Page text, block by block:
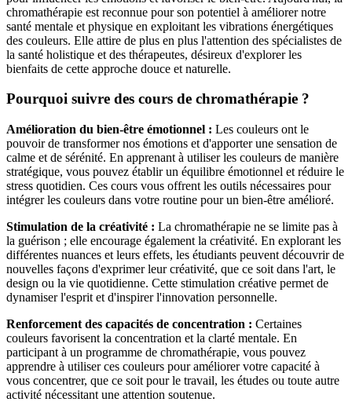
chromathérapie est reconnue pour son potentiel à améliorer notre
santé mentale et physique en exploitant les vibrations énergétiques
des couleurs. Elle attire de plus en plus l'attention des spécialistes de
la santé holistique et des thérapeutes, désireux d'explorer les
bienfaits de cette approche douce et naturelle.
Pourquoi suivre des cours de chromathérapie ?
Amélioration du bien-être émotionnel : Les couleurs ont le
pouvoir de transformer nos émotions et d'apporter une sensation de
calme et de sérénité. En apprenant à utiliser les couleurs de manière
stratégique, vous pouvez établir un équilibre émotionnel et réduire le
stress quotidien. Ces cours vous offrent les outils nécessaires pour
intégrer les couleurs dans votre routine pour un bien-être amélioré.
Stimulation de la créativité : La chromathérapie ne se limite pas à
la guérison ; elle encourage également la créativité. En explorant les
différentes nuances et leurs effets, les étudiants peuvent découvrir de
nouvelles façons d'exprimer leur créativité, que ce soit dans l'art, le
design ou la vie quotidienne. Cette stimulation créative permet de
dynamiser l'esprit et d'inspirer l'innovation personnelle.
Renforcement des capacités de concentration : Certaines
couleurs favorisent la concentration et la clarté mentale. En
participant à un programme de chromathérapie, vous pouvez
apprendre à utiliser ces couleurs pour améliorer votre capacité à
vous concentrer, que ce soit pour le travail, les études ou toute autre
activité nécessitant une attention soutenue.